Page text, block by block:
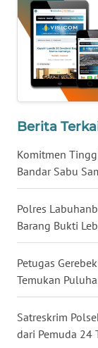
Berita
Komitmen
Bandar Sabu
Polres
Barang Bukti
Petugas
Temukan
Satreskrim
dari Pemuda 24
WN
TAPANULI
TENGAH
WN DELI
SERDANG
WN
TINGGI
PAKPAK
KARAWANG
BEKASI